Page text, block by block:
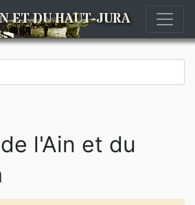
ET DU HAUT-JURA
de l'Ain et du